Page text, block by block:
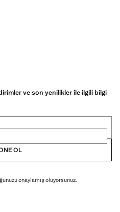
ve son yenilikler ile ilgili bilgi
OL
onaylamış oluyorsunuz.